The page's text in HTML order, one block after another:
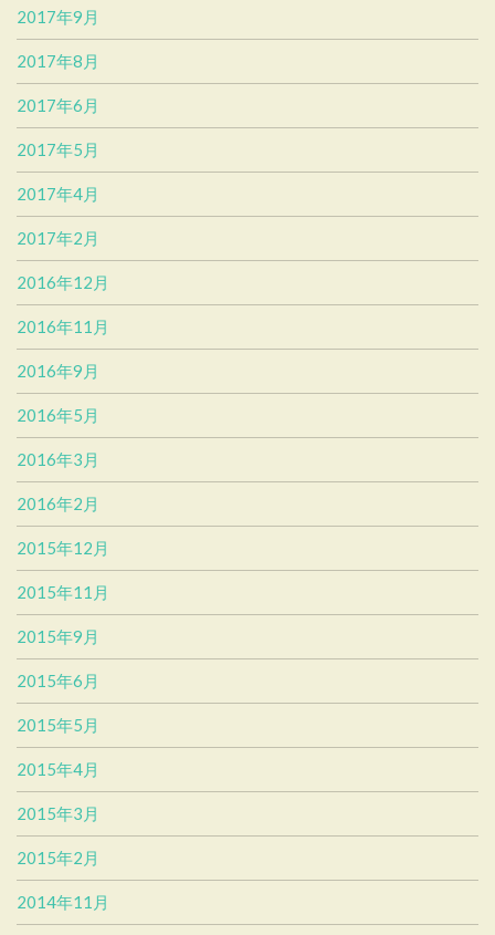
2017年9月
2017年8月
2017年6月
2017年5月
2017年4月
2017年2月
2016年12月
2016年11月
2016年9月
2016年5月
2016年3月
2016年2月
2015年12月
2015年11月
2015年9月
2015年6月
2015年5月
2015年4月
2015年3月
2015年2月
2014年11月